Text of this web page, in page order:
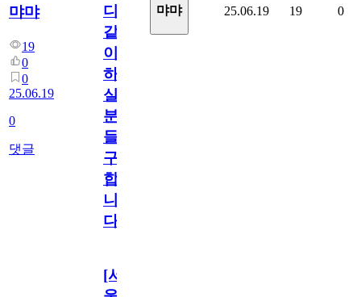
먀먀
19
0
0
25.06.19
0
댓글
디
같
이
하
실
분
들
구
합
니
다
먀먀 25.06.19 19 0
[서